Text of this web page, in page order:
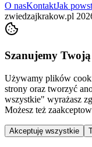
O nasKontaktJak
zwiedzajkrakow.pl
Szanujemy
Używamy plików
strony oraz tworzyć
wszystkie" wyrażasz
Możesz też
Akceptuję wszystkie